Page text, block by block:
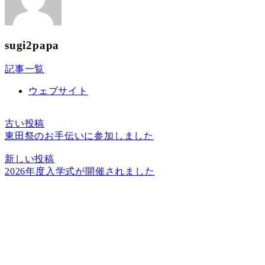
sugi2papa
記事一覧
ウェブサイト
古い投稿
東田祭のお手伝いに参加しました
新しい投稿
2026年度入学式が開催されました